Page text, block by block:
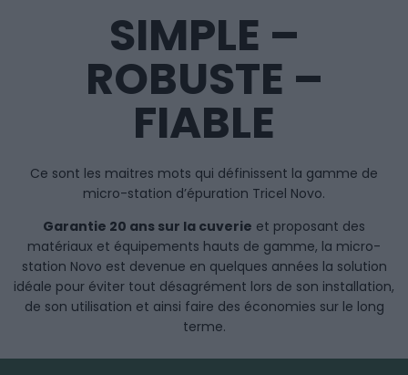
SIMPLE –
ROBUSTE –
FIABLE
Ce sont les maitres mots qui définissent la gamme de
micro-station d’épuration Tricel Novo.
Garantie 20 ans sur la cuverie et proposant des
matériaux et équipements hauts de gamme, la micro-
station Novo est devenue en quelques années la solution
idéale pour éviter tout désagrément lors de son installation,
de son utilisation et ainsi faire des économies sur le long
terme.